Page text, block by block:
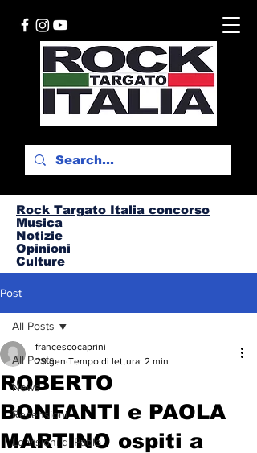
Rock Targato Italia concorso
Musica
Notizie
Opinioni
Culture
Post
All Posts
News
Recensioni
Le visioni di Paolo
All Posts
ROBERTO
BONFANTI e PAOLA
MARTINO ospiti a
francescocaprini
29 gen Tempo di lettura: 2 min